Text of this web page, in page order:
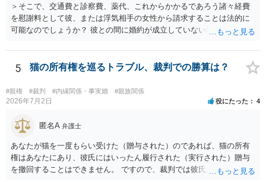
＞そこで、交通費と診察費、薬代、これからかかるであろう諸々経費
を慰謝料として彼、または浮気相手の女性から請求することは法的に
可能なのでしょうか？ 彼との間に婚約が成立していない場合には，彼
5 猫の所有権を巡るトラブル、裁判での勝算は？
#親権 #裁判 #内縁関係・事実婚 #親族関係
2026年7月2日 役にたった 4
匿名A 弁護士
あなたが猫を一度もらい受けた（贈与された）のであれば、猫の所有
権はあなたにあり、彼氏にはいったん履行された（実行された）贈与
を撤回することはできません。 ですので、裁判では彼氏が勝つことは